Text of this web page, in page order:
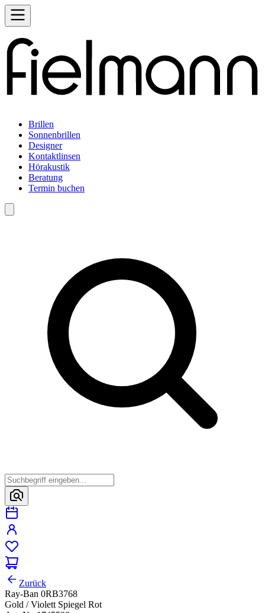
Brillen
Sonnenbrillen
Designer
Kontaktlinsen
Hörakustik
Beratung
Termin buchen
Zurück
Ray-Ban 0RB3768
Gold / Violett Spiegel Rot